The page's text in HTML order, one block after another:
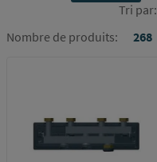
Nombre de produits: 268
Tri par: